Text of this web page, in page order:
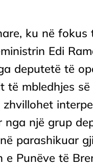
ku në
Edi
deputetë të
të mbledhjes
një grup
parashikuar
Punëve të